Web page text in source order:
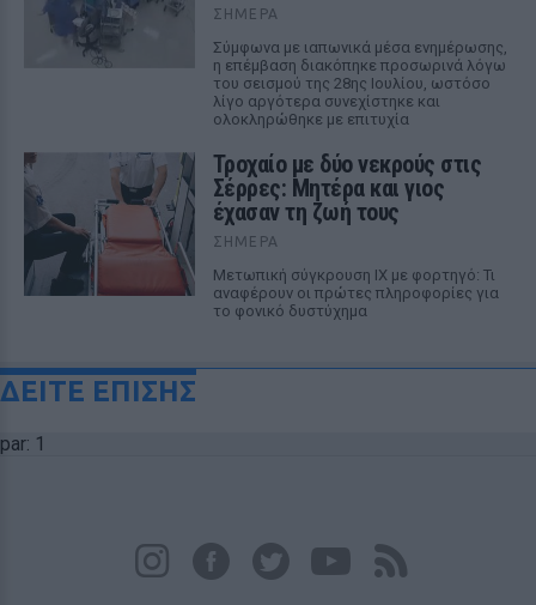
ΣΉΜΕΡΑ
Σύμφωνα με ιαπωνικά μέσα ενημέρωσης,
η επέμβαση διακόπηκε προσωρινά λόγω
του σεισμού της 28ης Ιουλίου, ωστόσο
λίγο αργότερα συνεχίστηκε και
ολοκληρώθηκε με επιτυχία
Τροχαίο με δύο νεκρούς στις
Σέρρες: Μητέρα και γιος
έχασαν τη ζωή τους
ΣΉΜΕΡΑ
Μετωπική σύγκρουση ΙΧ με φορτηγό: Τι
αναφέρουν οι πρώτες πληροφορίες για
το φονικό δυστύχημα
ΔΕΙΤΕ ΕΠΙΣΗΣ
par: 1